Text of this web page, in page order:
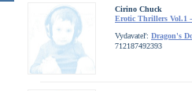
Cirino Chuck
Erotic Thrillers Vol.1
Vydavateľ: Dragon's
712187492393